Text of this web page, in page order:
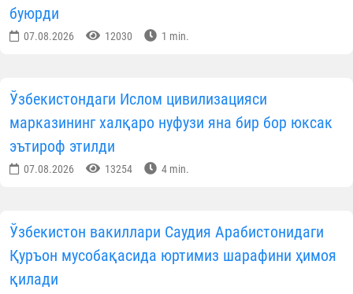
буюрди
07.08.2026 12030 1 min.
Ўзбекистондаги Ислом цивилизацияси
марказининг халқаро нуфузи яна бир бор юксак
эътироф этилди
07.08.2026 13254 4 min.
Ўзбекистон вакиллари Саудия Арабистонидаги
Қуръон мусобақасида юртимиз шарафини ҳимоя
қилади